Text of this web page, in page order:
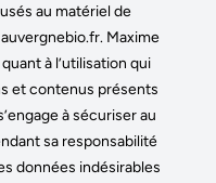
au matériel de
Maxime
à l’utilisation qui
et contenus présents
à sécuriser au
sa responsabilité
données indésirables